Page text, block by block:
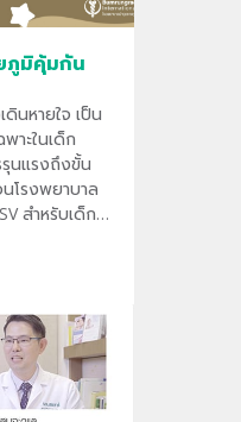
ภูมิคุ้มกัน
ดินหายใจ เป็น
าะในเด็ก
รุนแรงถึงขั้น
โรงพยาบาล
สำหรับเด็ก
ได้ทันทีหลัง